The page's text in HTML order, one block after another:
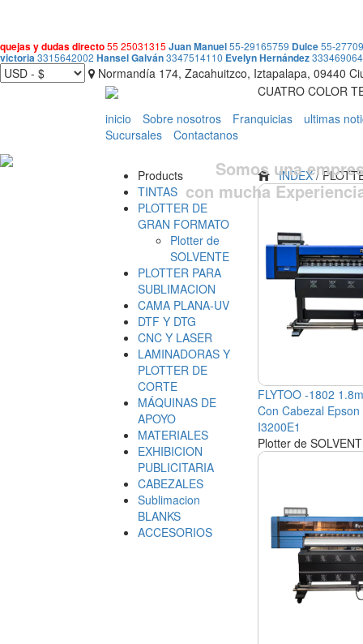
quejas y dudas directo55 25031315 Juan Manuel55-29165759 Dulce55-
victoria3315642002 Hansel Galván3347514110 Evelyn Hernández
Normandía 174, Zacahuitzco, Iztapalapa, 09440
CUATRO COLOR
inicio
Sobre nosotros Franquicias
ultimas
Sucursales
Contactanos
Somos una
con mucha
Products
TINTAS
PLOTTER DE
GRAN FORMATO
Plotter de
SOLVENTE
PLOTTER PARA
SUBLIMACION
CAMA PLANA-UV
DTF Y DTG
CNC Y LASER
LAMINADORAS Y
PLOTTER DE
CORTE
MÁQUINAS DE
APOYO
MATERIALES
EXHIBICION
PUBLICITARIA
CABEZALES
Sublimacion
BLANKS
ACCESORIOS
INDEX/
FLYTOO -1802 1.8m
Con Cabezal Epson
I3200E1
Plotter de